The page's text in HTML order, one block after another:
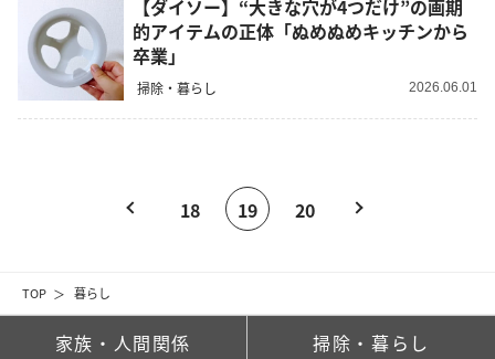
TOP 暮らし
【ダイソー】“大きな穴が4つだけ”の画期
的アイテムの正体「ぬめぬめキッチンから
卒業」
掃除・暮らし 2026.06.01
18 19 20
家族・人間関係 掃除・暮らし